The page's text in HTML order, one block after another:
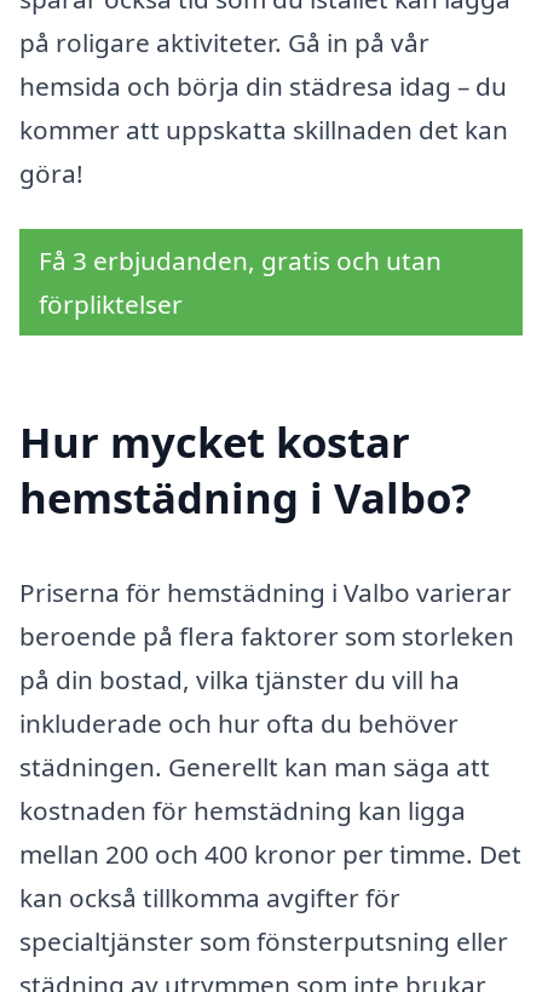
på roligare aktiviteter. Gå in på vår
hemsida och börja din städresa idag – du
kommer att uppskatta skillnaden det kan
göra!
Få 3 erbjudanden, gratis och utan
förpliktelser
Hur mycket kostar
hemstädning i Valbo?
Priserna för hemstädning i Valbo varierar
beroende på flera faktorer som storleken
på din bostad, vilka tjänster du vill ha
inkluderade och hur ofta du behöver
städningen. Generellt kan man säga att
kostnaden för hemstädning kan ligga
mellan 200 och 400 kronor per timme. Det
kan också tillkomma avgifter för
specialtjänster som fönsterputsning eller
städning av utrymmen som inte brukar